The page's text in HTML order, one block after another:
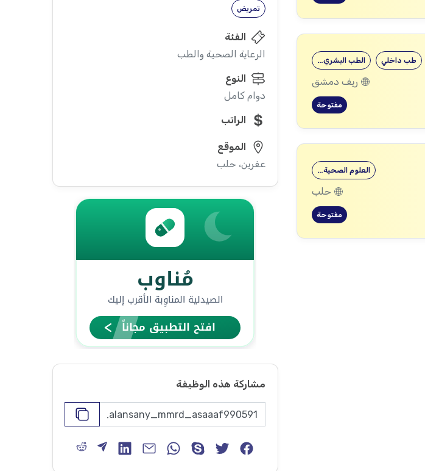
الطب البشري… طب داخلي
ريف دمشق
مفتوحة
العلوم الصحية…
حلب
مفتوحة
تمريض
الفئة
الرعاية الصحية والطب
النوع
دوام كامل
الراتب
الموقع
عفرين، حلب
مشاركة هذه الوظيفة